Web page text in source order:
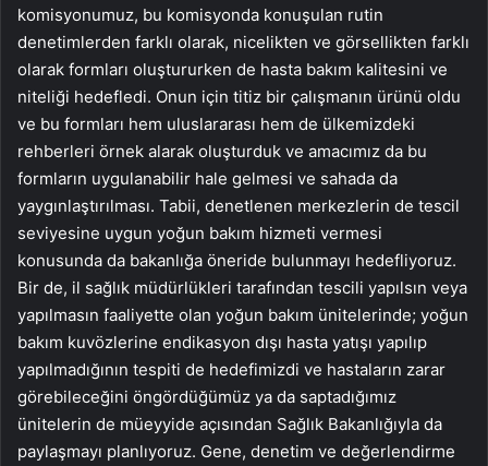
komisyonumuz, bu komisyonda konuşulan rutin
denetimlerden farklı olarak, nicelikten ve görsellikten farklı
olarak formları oluştururken de hasta bakım kalitesini ve
niteliği hedefledi. Onun için titiz bir çalışmanın ürünü oldu
ve bu formları hem uluslararası hem de ülkemizdeki
rehberleri örnek alarak oluşturduk ve amacımız da bu
formların uygulanabilir hale gelmesi ve sahada da
yaygınlaştırılması. Tabii, denetlenen merkezlerin de tescil
seviyesine uygun yoğun bakım hizmeti vermesi
konusunda da bakanlığa öneride bulunmayı hedefliyoruz.
Bir de, il sağlık müdürlükleri tarafından tescili yapılsın veya
yapılmasın faaliyette olan yoğun bakım ünitelerinde; yoğun
bakım kuvözlerine endikasyon dışı hasta yatışı yapılıp
yapılmadığının tespiti de hedefimizdi ve hastaların zarar
görebileceğini öngördüğümüz ya da saptadığımız
ünitelerin de müeyyide açısından Sağlık Bakanlığıyla da
paylaşmayı planlıyoruz. Gene, denetim ve değerlendirme